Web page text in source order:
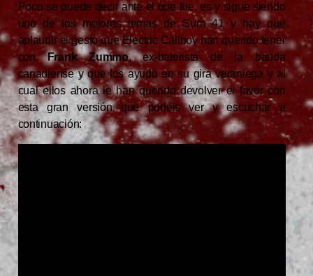
Poco se puede decir ante el que fue, es y sigue siendo
uno de los mejores temas de Sum 41 y hay que
aplaudir el gesto que Electric Callboy han querido tener
conFrank Zummo, ex-baterista de la banda
canadiense y que los ayudó en su gira veraniega y al
cual ellos ahora le han querido devolver el favor con
esta gran versión que podéis ver y escuchar a
continuación: